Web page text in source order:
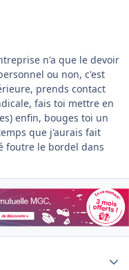
n'a que le devoir
ou non, c'est
prends contact
fais toi mettre en
enfin, bouges toi un
que j'aurais fait
foutre le bordel dans